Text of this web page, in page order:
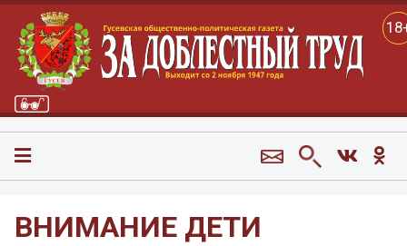
ВНИМАНИЕ ДЕТИ